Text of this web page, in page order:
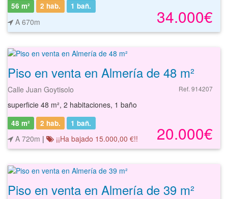
34.000€
56 m² 2 hab. 1 bañ.
A 670m
Piso en venta en Almería de 48 m²
Calle Juan Goytisolo Ref. 914207
superficie 48 m², 2 habitaciones, 1 baño
20.000€
48 m² 2 hab. 1 bañ.
A 720m | ¡¡Ha bajado 15.000,00 €!!
Piso en venta en Almería de 39 m²